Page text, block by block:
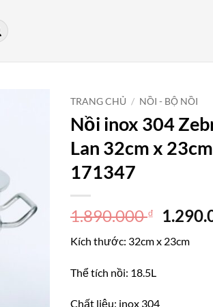
TRANG CHỦ / NỒI - BỘ NỒI
Nồi inox 304
Lan 32cm x
171347
1.890.000₫
Giá
là:
Kích thước: 32cm x 23cm
Thể tích nồi: 18.5L
Chất liệu: inox 304